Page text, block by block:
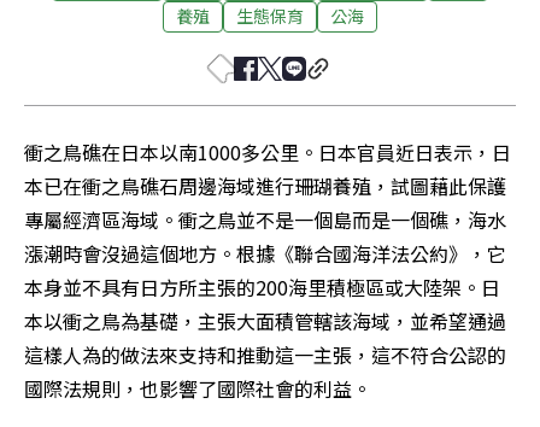
養殖
生態保育 公海
衝之鳥礁在日本以南1000多公里。日本官員近日表示，日
本已在衝之鳥礁石周邊海域進行珊瑚養殖，試圖藉此保護
專屬經濟區海域。衝之鳥並不是一個島而是一個礁，海水
漲潮時會沒過這個地方。根據《聯合國海洋法公約》，它
本身並不具有日方所主張的200海里積極區或大陸架。日
本以衝之鳥為基礎，主張大面積管轄該海域，並希望通過
這樣人為的做法來支持和推動這一主張，這不符合公認的
國際法規則，也影響了國際社會的利益。